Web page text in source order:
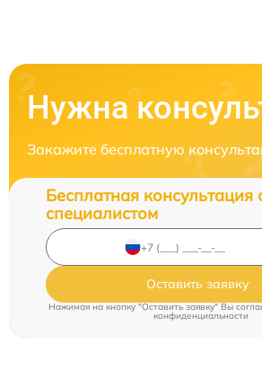
Нужна
Закажите бесплатную
Бесплатная консультация
специалистом
Оставить заявку
Нажимая на кнопку "Оставить заявку" Вы
конфиденциальности